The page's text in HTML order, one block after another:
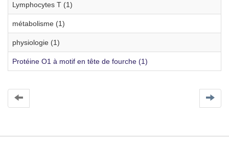
Lymphocytes T (1)
métabolisme (1)
physiologie (1)
Protéine O1 à motif en tête de fourche (1)